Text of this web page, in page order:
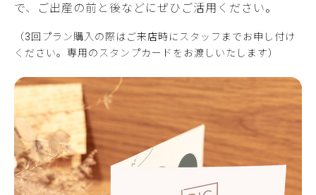
で、ご出産の前と後などにぜひご活用ください。
（3回プラン購入の際はご来店時にスタッフまでお申し付け
ください。専用のスタンプカードをお渡しいたします）